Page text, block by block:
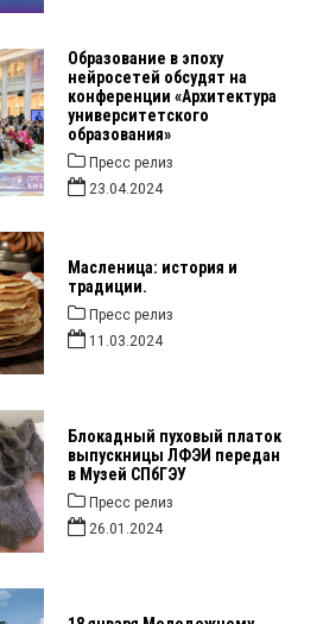
Образование в эпоху
нейросетей обсудят на
конференции «Архитектура
университетского
образования»
Пресс релиз
23.04.2024
Масленица: история и
традиции.
Пресс релиз
11.03.2024
Блокадный пуховый платок
выпускницы ЛФЭИ передан
в Музей СПбГЭУ
Пресс релиз
26.01.2024